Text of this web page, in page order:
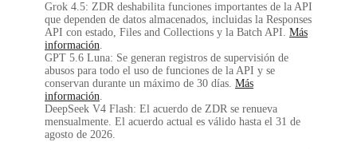
Grok 4.5: ZDR deshabilita funciones importantes de la API
que dependen de datos almacenados, incluidas la Responses
API con estado, Files and Collections y la Batch API. Más
información.
GPT 5.6 Luna: Se generan registros de supervisión de
abusos para todo el uso de funciones de la API y se
conservan durante un máximo de 30 días. Más
información.
DeepSeek V4 Flash: El acuerdo de ZDR se renueva
mensualmente. El acuerdo actual es válido hasta el 31 de
agosto de 2026.